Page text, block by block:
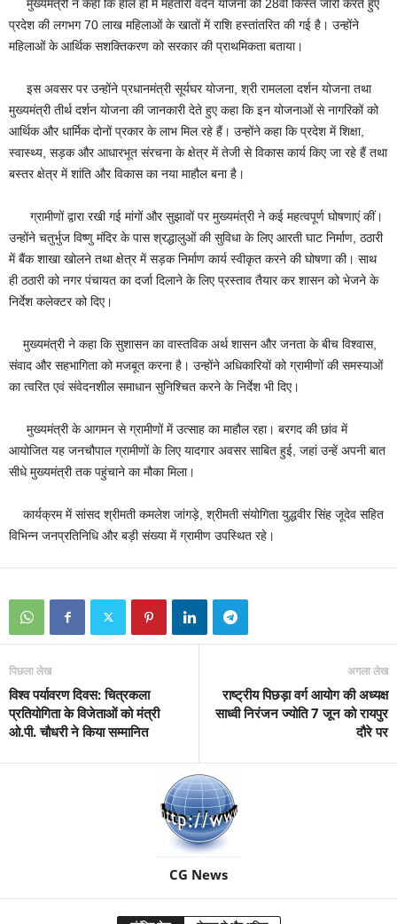
मुख्यमंत्री ने कहा कि हाल ही में महतारी वंदन योजना की 28वीं किस्त जारी करते हुए
प्रदेश की लगभग 70 लाख महिलाओं के खातों में राशि हस्तांतरित की गई है। उन्होंने
महिलाओं के आर्थिक सशक्तिकरण को सरकार की प्राथमिकता बताया।
इस अवसर पर उन्होंने प्रधानमंत्री सूर्यघर योजना, श्री रामलला दर्शन योजना तथा
मुख्यमंत्री तीर्थ दर्शन योजना की जानकारी देते हुए कहा कि इन योजनाओं से नागरिकों को
आर्थिक और धार्मिक दोनों प्रकार के लाभ मिल रहे हैं। उन्होंने कहा कि प्रदेश में शिक्षा,
स्वास्थ्य, सड़क और आधारभूत संरचना के क्षेत्र में तेजी से विकास कार्य किए जा रहे हैं तथा
बस्तर क्षेत्र में शांति और विकास का नया माहौल बना है।
ग्रामीणों द्वारा रखी गई मांगों और सुझावों पर मुख्यमंत्री ने कई महत्वपूर्ण घोषणाएं कीं।
उन्होंने चतुर्भुज विष्णु मंदिर के पास श्रद्धालुओं की सुविधा के लिए आरती घाट निर्माण, ठठारी
में बैंक शाखा खोलने तथा क्षेत्र में सड़क निर्माण कार्य स्वीकृत करने की घोषणा की। साथ
ही ठठारी को नगर पंचायत का दर्जा दिलाने के लिए प्रस्ताव तैयार कर शासन को भेजने के
निर्देश कलेक्टर को दिए।
मुख्यमंत्री ने कहा कि सुशासन का वास्तविक अर्थ शासन और जनता के बीच विश्वास,
संवाद और सहभागिता को मजबूत करना है। उन्होंने अधिकारियों को ग्रामीणों की समस्याओं
का त्वरित एवं संवेदनशील समाधान सुनिश्चित करने के निर्देश भी दिए।
मुख्यमंत्री के आगमन से ग्रामीणों में उत्साह का माहौल रहा। बरगद की छांव में
आयोजित यह जनचौपाल ग्रामीणों के लिए यादगार अवसर साबित हुई, जहां उन्हें अपनी बात
सीधे मुख्यमंत्री तक पहुंचाने का मौका मिला।
कार्यक्रम में सांसद श्रीमती कमलेश जांगड़े, श्रीमती संयोगिता युद्धवीर सिंह जूदेव सहित
विभिन्न जनप्रतिनिधि और बड़ी संख्या में ग्रामीण उपस्थित रहे।
पिछला लेख
विश्व पर्यावरण दिवस: चित्रकला
प्रतियोगिता के विजेताओं को मंत्री
ओ.पी. चौधरी ने किया सम्मानित
अगला लेख
राष्ट्रीय पिछड़ा वर्ग आयोग की अध्यक्ष
साध्वी निरंजन ज्योति 7 जून को रायपुर
दौरे पर
CG News